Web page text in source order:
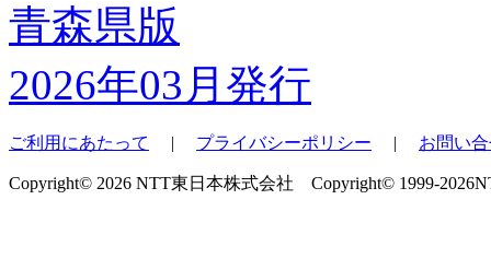
青森県版
2026年03月発行
ご利用にあたって | プライバシーポリシー | お問い
Copyright© 2026 NTT東日本株式会社 Copyright© 1999-